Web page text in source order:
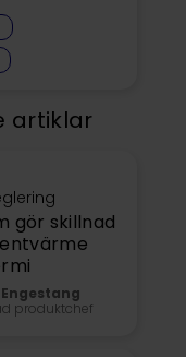
artiklar
gör skillnad
produktchef